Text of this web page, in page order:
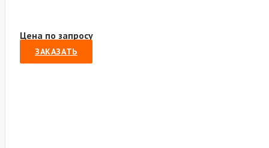
Цена по запросу
ЗАКАЗАТЬ